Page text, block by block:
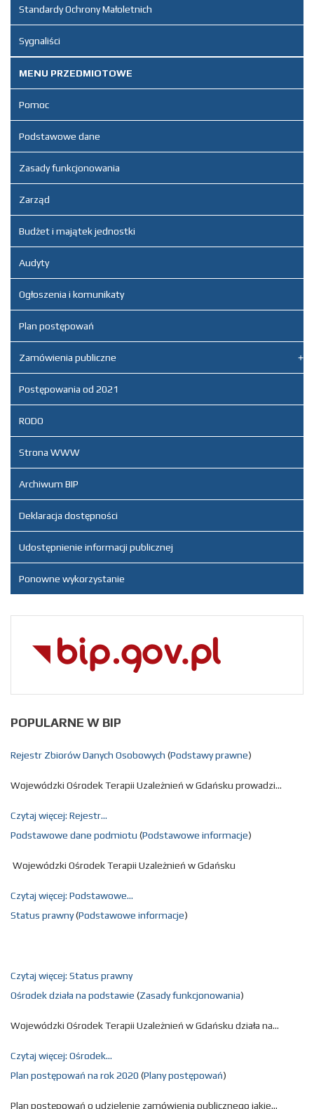
Temat
Wyślij kopię do siebie
(opcjonalnie)
Captcha*
WYŚLIJ LIST
Standardy Ochrony Małoletnich
Sygnaliści
MENU PRZEDMIOTOWE
Pomoc
Podstawowe dane
Zasady funkcjonowania
Zarząd
Budżet i majątek jednostki
Audyty
Ogłoszenia i komunikaty
Plan postępowań
Zamówienia publiczne
Postępowania od 2021
RODO
Strona WWW
Archiwum BIP
Deklaracja dostępności
Udostępnienie informacji publicznej
Ponowne wykorzystanie
POPULARNE W BIP
Rejestr Zbiorów Danych Osobowych (Podstawy prawne)
Wojewódzki Ośrodek Terapii Uzależnień w Gdańsku prowadzi...
Czytaj więcej: Rejestr...
Podstawowe dane podmiotu (Podstawowe informacje)
Wojewódzki Ośrodek Terapii Uzależnień w Gdańsku
Czytaj więcej: Podstawowe...
Status prawny(Podstawowe informacje)
Czytaj więcej: Status prawny
Ośrodek działa na podstawie (Zasady funkcjonowania)
Wojewódzki Ośrodek Terapii Uzależnień w Gdańsku działa na...
Czytaj więcej: Ośrodek...
Plan postępowań na rok 2020 (Plany postępowań)
Plan postępowań o udzielenie zamówienia publicznego jakie...